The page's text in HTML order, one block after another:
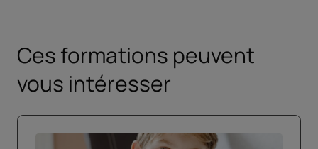
Ces formations peuvent
vous intéresser